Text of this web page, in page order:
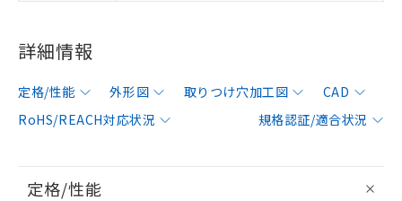
詳細情報
定格/性能 外形図 取りつけ穴加工図
CAD
RoHS/REACH対応状況
規格認証/適合状況
定格/性能